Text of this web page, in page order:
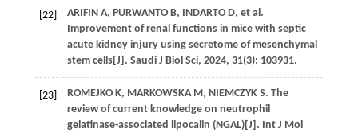
[22]
ARIFIN A, PURWANTO B, INDARTO D, et al.
Improvement of renal functions in mice with septic
acute kidney injury using secretome of mesenchymal
stem cells[J]. Saudi J Biol Sci, 2024, 31(3): 103931.
[23]
ROMEJKO K, MARKOWSKA M, NIEMCZYK S. The
review of current knowledge on neutrophil
gelatinase-associated lipocalin (NGAL)[J]. Int J Mol